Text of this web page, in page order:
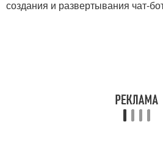
создания и развертывания чат-